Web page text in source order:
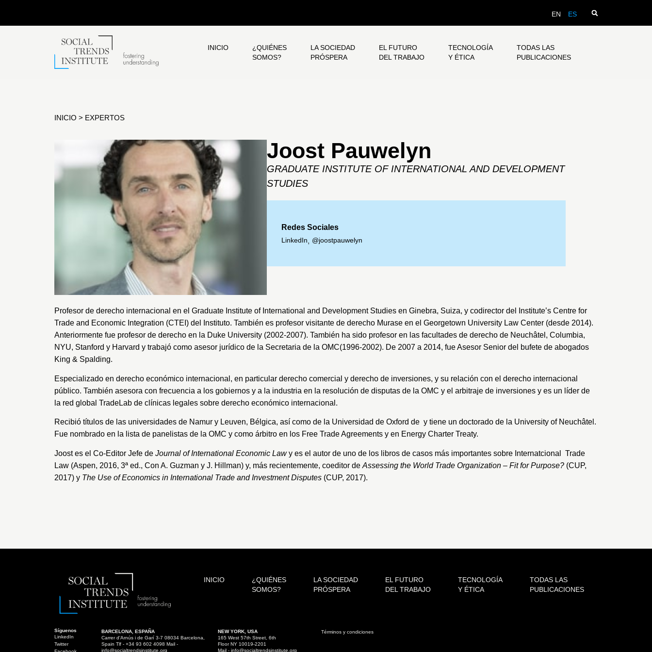
EN ES
INICIO
¿QUIÉNES
SOMOS?
LA SOCIEDAD
PRÓSPERA
EL FUTURO
DEL TRABAJO
TECNOLOGÍA
Y ÉTICA
TODAS LAS
PUBLICACIONES
INICIO > EXPERTOS
Joost Pauwelyn
GRADUATE INSTITUTE OF INTERNATIONAL AND DEVELOPMENT
STUDIES
Redes Sociales
LinkedIn, @joostpauwelyn
Profesor de derecho internacional en el Graduate Institute of International and Development Studies en Ginebra, Suiza, y codirector del
Institute’s Centre for
Trade and Economic Integration (CTEI) del Instituto. También es profesor visitante de derecho Murase en el Georgetown University Law Center (desde 2014).
Anteriormente fue profesor de derecho en la Duke University (2002-2007). También ha sido profesor en las facultades de derecho de Neuchâtel , Columbia,
NYU, Stanford y Harvard y trabajó como asesor jurídico de la Secretaria de la OMC(1996-2002). De 2007 a 2014, fue Asesor Senior del bufete de abogados
King & Spalding.
Especializado en derecho económico internacional, en particular derecho comercial y derecho de inversiones, y su relación con el derecho internacional
público. También asesora con frecuencia a los gobiernos y a la industria en la resolución de disputas de la OMC y el arbitraje de inversiones y es un líder de
la red global TradeLab de clínicas legales sobre derecho económico internacional.
Recibió títulos de las universidades de Namur y Leuven, Bélgica, así como de la Universidad de Oxford de y tiene un doctorado de la University of Neuchâtel .
Fue nombrado en la lista de panelistas de la OMC y como árbitro en los Free Trade Agreements y en Energy Charter Treaty.
Joost es el Co-Editor Jefe de Journal of International Economic Lawy es el autor de uno de los libros de casos más importantes sobre Internatcional Trade
Law (Aspen, 2016, 3ª ed., Con A. Guzman y J. Hillman) y, más recientemente, coeditor de Assessing the World Trade Organization – Fit for Purpose? (CUP,
2017) y The Use of Economics in International Trade and Investment Disputes (CUP, 2017).
INICIO
¿QUIÉNES
SOMOS?
LA SOCIEDAD
PRÓSPERA
EL FUTURO
DEL TRABAJO
TECNOLOGÍA
Y ÉTICA
TODAS LAS
PUBLICACIONES
Síguenos
LinkedIn
Twitter
BARCELONA, ESPAÑA
Carrer d'Arnús i de Garí 3-7 08034 Barcelona,
Spain Tlf - +34 93 602 4098 Mail -
info@socialtrendsinstitute.org
NEW YORK, USA
165 West 57th Street, 6th
Floor NY 10019-2201
Mail - info@socialtrendsinstitute.org
Términos y condiciones